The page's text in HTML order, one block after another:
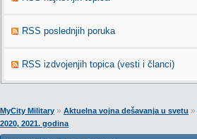
RSS poslednjih poruka
RSS izdvojenjih topica (vesti i članci)
MyCity Military » Aktuelna vojna dešavanja u svetu »
2020, 2021. godina